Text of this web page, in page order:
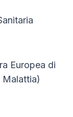
Europea di
Malattia)